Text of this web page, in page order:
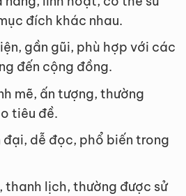
đích khác nhau.
gần gũi, phù hợp với các
đến cộng đồng.
mẽ, ấn tượng, thường
tiêu đề.
đại, dễ đọc, phổ biến trong
thanh lịch, thường được sử